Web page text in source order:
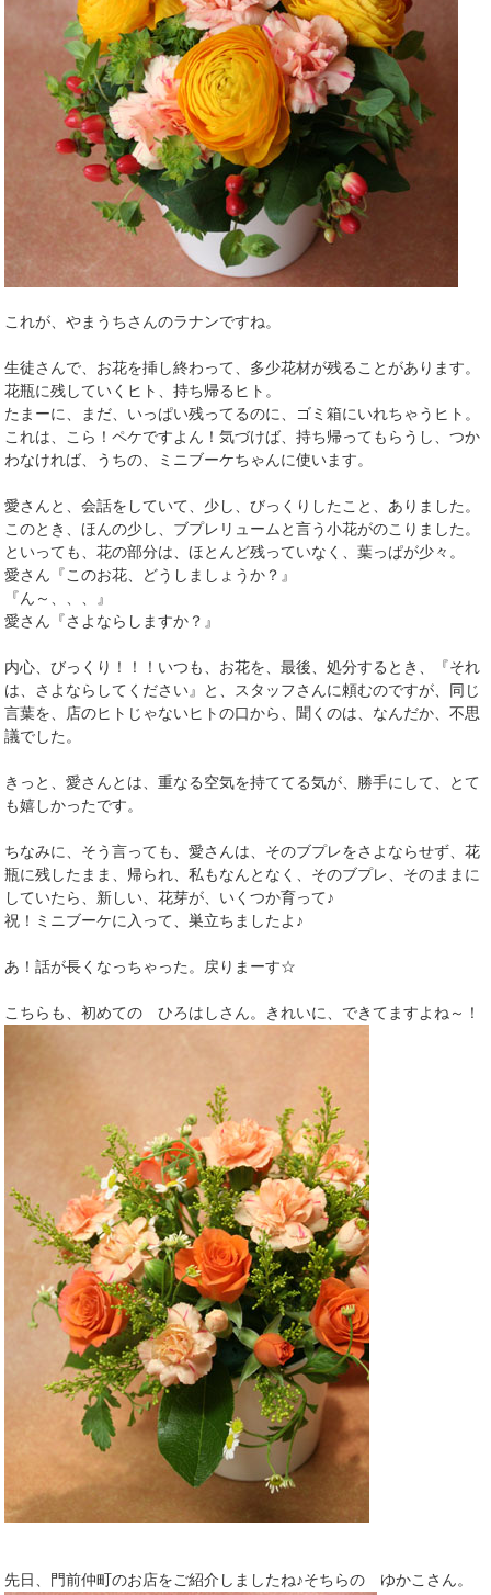
これが、やまうちさんのラナンですね。
生徒さんで、お花を挿し終わって、多少花材が残ることがあります。
花瓶に残していくヒト、持ち帰るヒト。
たまーに、まだ、いっぱい残ってるのに、ゴミ箱にいれちゃうヒト。
これは、こら！ペケですよん！気づけば、持ち帰ってもらうし、つか
わなければ、うちの、ミニブーケちゃんに使います。
愛さんと、会話をしていて、少し、びっくりしたこと、ありました。
このとき、ほんの少し、ブプレリュームと言う小花がのこりました。
といっても、花の部分は、ほとんど残っていなく、葉っぱが少々。
愛さん『このお花、どうしましょうか？』
『ん～、、、』
愛さん『さよならしますか？』
内心、びっくり！！！いつも、お花を、最後、処分するとき、『それ
は、さよならしてください』と、スタッフさんに頼むのですが、同じ
言葉を、店のヒトじゃないヒトの口から、聞くのは、なんだか、不思
議でした。
きっと、愛さんとは、重なる空気を持ててる気が、勝手にして、とて
も嬉しかったです。
ちなみに、そう言っても、愛さんは、そのブプレをさよならせず、花
瓶に残したまま、帰られ、私もなんとなく、そのブプレ、そのままに
していたら、新しい、花芽が、いくつか育って♪
祝！ミニブーケに入って、巣立ちましたよ♪
あ！話が長くなっちゃった。戻りまーす☆
こちらも、初めての ひろはしさん。きれいに、できてますよね～！
先日、門前仲町のお店をご紹介しましたね♪そちらの ゆかこさん。